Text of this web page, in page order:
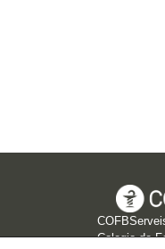
Colegio de